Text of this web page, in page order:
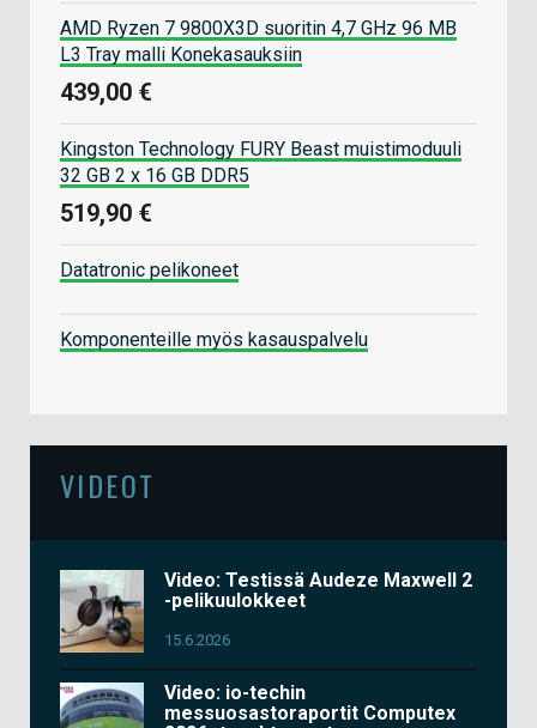
AMD Ryzen 7 9800X3D suoritin 4,7 GHz 96 MB
L3 Tray malli Konekasauksiin
439,00 €
Kingston Technology FURY Beast muistimoduuli
32 GB 2 x 16 GB DDR5
519,90 €
Datatronic pelikoneet
Komponenteille myös kasauspalvelu
VIDEOT
Video: Testissä Audeze Maxwell 2
-pelikuulokkeet
15.6.2026
Video: io-techin
messuosastoraportit Computex